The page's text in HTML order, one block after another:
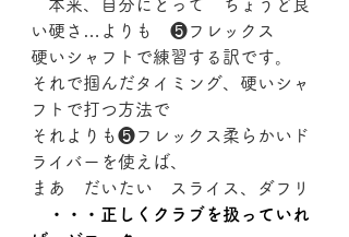
本来、自分にとって　ちょうど良
い硬さ…よりも　❺フレックス
硬いシャフトで練習する訳です。
それで掴んだタイミング、硬いシャ
フトで打つ方法で
それよりも❺フレックス柔らかいド
ライバーを使えば、
まあ　だいたい　スライス、ダフリ
・・・正しくクラブを扱っていれ